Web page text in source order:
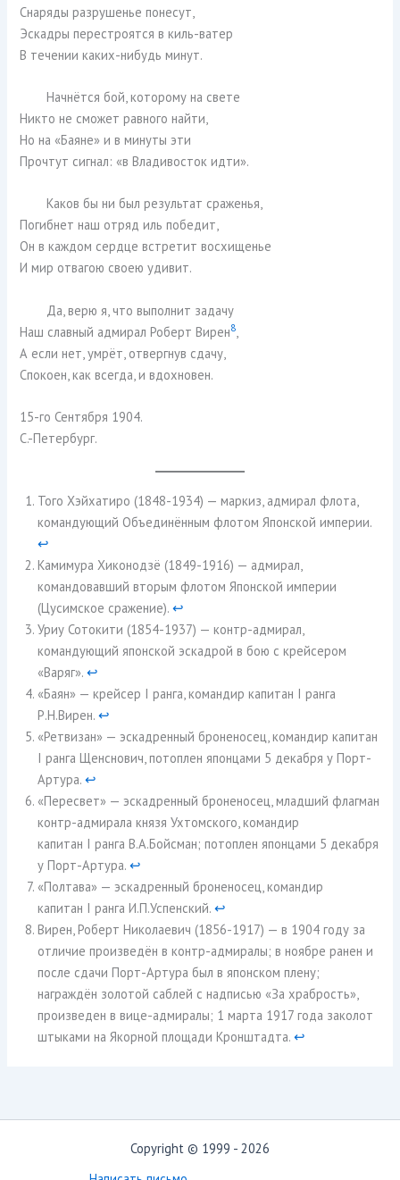
Снаряды разрушенье понесут,
Эскадры перестроятся в киль-ватер
В течении каких-нибудь минут.
Начнётся бой, которому на свете
Никто не сможет равного найти,
Но на «Баяне» и в минуты эти
Прочтут сигнал: «в Владивосток идти».
Каков бы ни был результат сраженья,
Погибнет наш отряд иль победит,
Он в каждом сердце встретит восхищенье
И мир отвагою своею удивит.
Да, верю я, что выполнит задачу
Наш славный адмирал Роберт Вирен8,
А если нет, умрёт, отвергнув сдачу,
Спокоен, как всегда, и вдохновен.
15-го Сентября 1904.
С.-Петербург.
Того Хэйхатиро (1848-1934) — маркиз, адмирал флота,
командующий Объединённым флотом Японской империи.
↩︎
Камимура Хиконодзё (1849-1916) — адмирал,
командовавший вторым флотом Японской империи
(Цусимское сражение).↩︎
Уриу Сотокити (1854-1937) — контр-адмирал,
командующий японской эскадрой в бою с крейсером
«Варяг».↩︎
«Баян» — крейсер I ранга, командир капитан I ранга
Р.Н.Вирен.↩︎
«Ретвизан» — эскадренный броненосец, командир капитан
I ранга Щенснович, потоплен японцами 5 декабря у Порт-
Артура.↩︎
«Пересвет» — эскадренный броненосец, младший флагман
контр-адмирала князя Ухтомского, командир
капитан I ранга В.А.Бойсман; потоплен японцами 5 декабря
у Порт-Артура.↩︎
«Полтава» — эскадренный броненосец, командир
капитан I ранга И.П.Успенский.↩︎
Вирен, Роберт Николаевич (1856-1917) — в 1904 году за
отличие произведён в контр-адмиралы; в ноябре ранен и
после сдачи Порт-Артура был в японском плену;
награждён золотой саблей с надписью «За храбрость»,
произведен в вице-адмиралы; 1 марта 1917 года заколот
штыками на Якорной площади Кронштадта.↩︎
Copyright © 1999 - 2026